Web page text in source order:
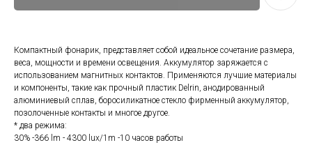
Компактный фонарик, представляет собой идеальное сочетание размера,
веса, мощности и времени освещения. Аккумулятор заряжается с
использованием магнитных контактов. Применяются лучшие материалы
и компоненты, такие как прочный пластик Delrin, анодированный
алюминиевый сплав, боросиликатное стекло фирменный аккумулятор,
позолоченные контакты и многое другое.
* два режима:
30% -366 lm - 4300 lux/1m -10 часов работы